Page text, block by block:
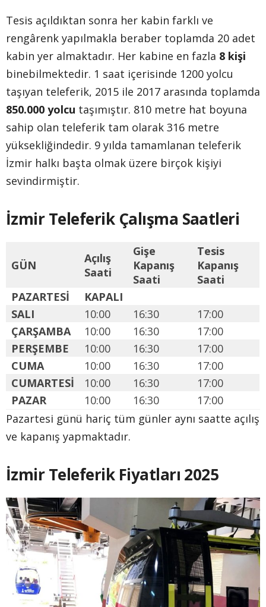
Tesis açıldıktan sonra her kabin farklı ve
rengârenk yapılmakla beraber toplamda 20 adet
kabin yer almaktadır. Her kabine en fazla 8 kişi
binebilmektedir. 1 saat içerisinde 1200 yolcu
taşıyan teleferik, 2015 ile 2017 arasında toplamda
850.000 yolcu taşımıştır. 810 metre hat boyuna
sahip olan teleferik tam olarak 316 metre
yüksekliğindedir. 9 yılda tamamlanan teleferik
İzmir halkı başta olmak üzere birçok kişiyi
sevindirmiştir.
İzmir Teleferik Çalışma Saatleri
GÜN
Açılış
Saati
Gişe
Kapanış
Saati
Tesis
Kapanış
Saati
PAZARTESİ
KAPALI
SALI
10:00 16:30
17:00
ÇARŞAMBA
10:00 16:30
17:00
PERŞEMBE
10:00 16:30
17:00
CUMA
10:00 16:30
17:00
CUMARTESİ
10:00 16:30
17:00
PAZAR
10:00 16:30
17:00
Pazartesi günü hariç tüm günler aynı saatte açılış
ve kapanış yapmaktadır.
İzmir Teleferik Fiyatları 2025